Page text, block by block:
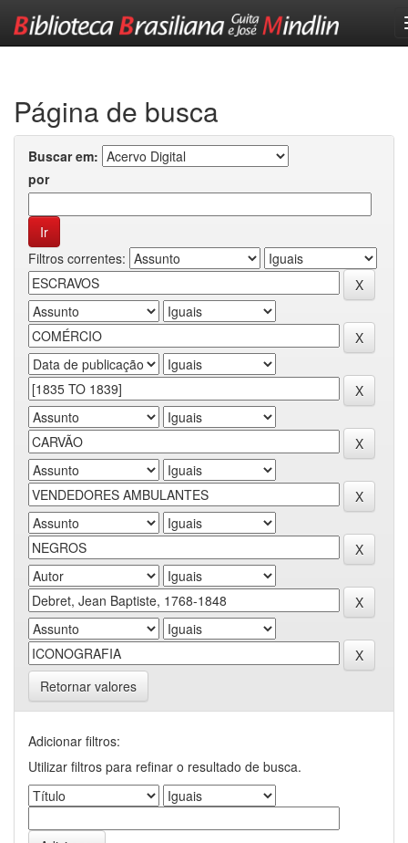
Página de busca
Buscar em:
por
Filtros correntes:
Retornar valores
Adicionar filtros:
Utilizar filtros para refinar o resultado de busca.